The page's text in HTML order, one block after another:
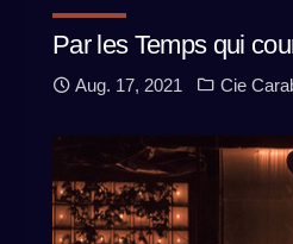
Par les Temps qui
Aug. 17, 2021 Cie